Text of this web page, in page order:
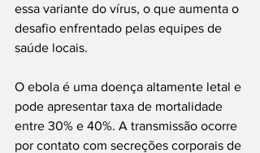
essa variante do vírus, o que aumenta o
desafio enfrentado pelas equipes de
saúde locais.
O ebola é uma doença altamente letal e
pode apresentar taxa de mortalidade
entre 30% e 40%. A transmissão ocorre
por contato com secreções corporais de